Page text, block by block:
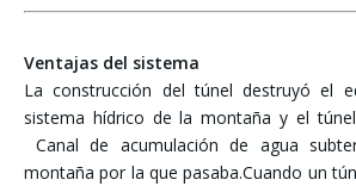
Ventajas del sistema
La construcción del túnel destruyó el
sistema hídrico de la montaña y el
Canal de acumulación de agua
montaña por la que pasaba.Cuando un